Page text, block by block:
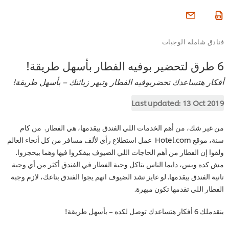
فنادق شاملة الوجبات
6 طرق لتحضير بوفيه الفطار بأسهل طريقة!
أفكار هتساعدك تحضربوفيه الفطار وتبهر زبائنك – بأسهل طريقة!
Last updated: 13 Oct 2019
من غير شك، من أهم الخدمات اللي الفندق بيقدمها، هي الفطار. من كام
سنة، موقع Hotel.com عمل استطلاع رأي لألف مسافر من كل أنحاء العالم
ولقوا إن الفطار من أهم الحاجات اللي الضيوف بيفكروا فيها وهما بيحجزوا.
مش كده وبس، دايما الناس بتاكل وجبة الفطار في الفندق أكثر من أي وجبة
تانية الفندق بيقدمها. لو عايز تشد الضيوف انهم يجوا الفندق بتاعك، لازم وجبة
الفطار اللي تقدمها تكون مبهرة.
بنقدملك 6 أفكار هتساعدك توصل لكده – بأسهل طريقة!